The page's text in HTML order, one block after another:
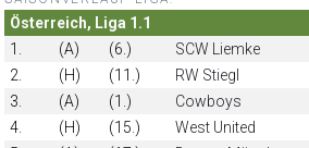
Österreich, Liga 1.1
1.
(A) (6.) SCW Liemke
2.
(H) (11.) RW Stiegl
3.
(A) (1.) Cowboys
4.
(H) (15.) West United